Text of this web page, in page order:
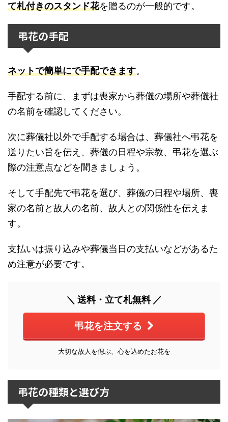
て札付きのスタンド花を贈るのが一般的です。
弔花の手配
ネットで簡単にで手配できます。
手配する前に、まずは喪家から葬儀の場所や葬儀社
の名前を確認してください。
次に葬儀社以外で手配する場合は、葬儀社へ弔花を
送りたい旨を伝え、葬儀の日程や宗教、弔花を選ぶ
際の注意点などを聞きましょう。
そして手配先で弔花を選び、葬儀の日程や場所、喪
家の名前と故人の名前、故人との関係性を伝えま
す。
支払いは振り込みや葬儀当日の支払いなどがあるた
め注意が必要です。
＼ 送料・立て札無料 ／
弔花を注文する
大切な故人を偲ぶ、心を込めたお花を
弔花の種類と選び方